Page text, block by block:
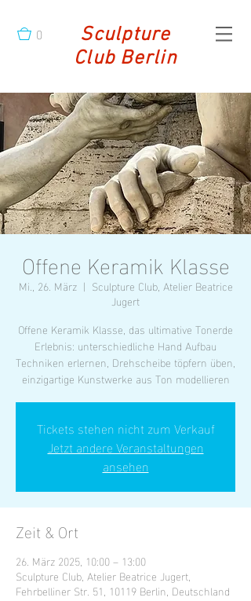
0
Sculpture
Club Berlin
Offene Keramik Klasse
Mi., 26. März
  |
Sculpture Club, Atelier Beatrice
Jugert
Offene Keramik Klasse, das ultimative Tonerde
Erlebnis: unterschiedliche Hand Aufbau
Techniken erlernen, Drehscheibe töpfern üben,
einzigartige Kunstwerke aus Ton modellieren
Tickets stehen nicht zum Verkauf
Jetzt andere Veranstaltungen
ansehen
Zeit & Ort
26. März 2025, 10:00 – 13:00
Sculpture Club, Atelier Beatrice Jugert,
Fehrbelliner Str. 51, 10119 Berlin, Deutschland